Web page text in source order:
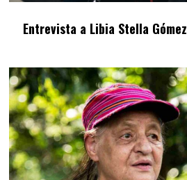
Entrevista a Libia Stella Gómez